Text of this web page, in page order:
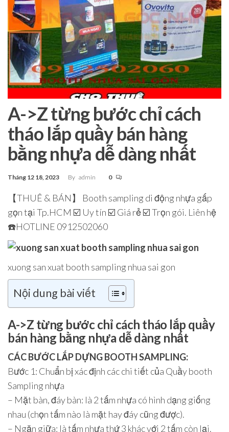
A->Z từng bước chỉ cách
tháo lắp quầy bán hàng
bằng nhựa dễ dàng nhất
Tháng 12 18, 2023 By admin 0
【THUÊ & BÁN】 Booth sampling di động nhựa gấp
gọn tại Tp.HCM ☑️ Uy tín ☑️ Giá rẻ ☑️ Trọn gói. Liên hệ
☎️HOTLINE 0912502060
xuong san xuat booth sampling nhua sai gon
Nội dung bài viết
A->Z từng bước chỉ cách tháo lắp quầy
bán hàng bằng nhựa dễ dàng nhất
CÁC BƯỚC LẮP DỰNG BOOTH SAMPLING:
Bước 1: Chuẩn bị xác định các chi tiết của Quầy booth
Sampling nhựa
– Mặt bàn, đáy bàn: là 2 tấm nhựa có hình dạng giống
nhau (chọn tấm nào là mặt hay đáy cũng được).
– Ngăn giữa: là tấm nhựa thứ 3 khác với 2 tấm còn lại.